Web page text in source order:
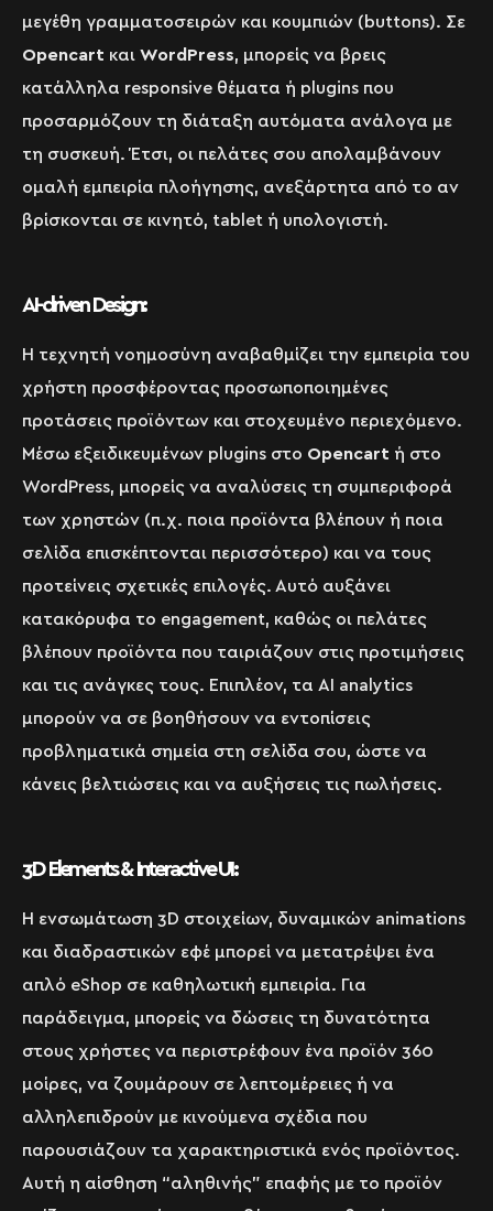
μεγέθη γραμματοσειρών και κουμπιών (buttons). Σε
Opencart και WordPress, μπορείς να βρεις
κατάλληλα responsive θέματα ή plugins που
προσαρμόζουν τη διάταξη αυτόματα ανάλογα με
τη συσκευή. Έτσι, οι πελάτες σου απολαμβάνουν
ομαλή εμπειρία πλοήγησης, ανεξάρτητα από το αν
βρίσκονται σε κινητό, tablet ή υπολογιστή.
AI-driven Design:
Η τεχνητή νοημοσύνη αναβαθμίζει την εμπειρία του
χρήστη προσφέροντας προσωποποιημένες
προτάσεις προϊόντων και στοχευμένο περιεχόμενο.
Μέσω εξειδικευμένων plugins στο Opencart ή στο
WordPress, μπορείς να αναλύσεις τη συμπεριφορά
των χρηστών (π.χ. ποια προϊόντα βλέπουν ή ποια
σελίδα επισκέπτονται περισσότερο) και να τους
προτείνεις σχετικές επιλογές. Αυτό αυξάνει
κατακόρυφα το engagement, καθώς οι πελάτες
βλέπουν προϊόντα που ταιριάζουν στις προτιμήσεις
και τις ανάγκες τους. Επιπλέον, τα AI analytics
μπορούν να σε βοηθήσουν να εντοπίσεις
προβληματικά σημεία στη σελίδα σου, ώστε να
κάνεις βελτιώσεις και να αυξήσεις τις πωλήσεις.
3D Elements & Interactive UI:
Η ενσωμάτωση 3D στοιχείων, δυναμικών animations
και διαδραστικών εφέ μπορεί να μετατρέψει ένα
απλό eShop σε καθηλωτική εμπειρία. Για
παράδειγμα, μπορείς να δώσεις τη δυνατότητα
στους χρήστες να περιστρέφουν ένα προϊόν 360
μοίρες, να ζουμάρουν σε λεπτομέρειες ή να
αλληλεπιδρούν με κινούμενα σχέδια που
παρουσιάζουν τα χαρακτηριστικά ενός προϊόντος.
Αυτή η αίσθηση “αληθινής” επαφής με το προϊόν